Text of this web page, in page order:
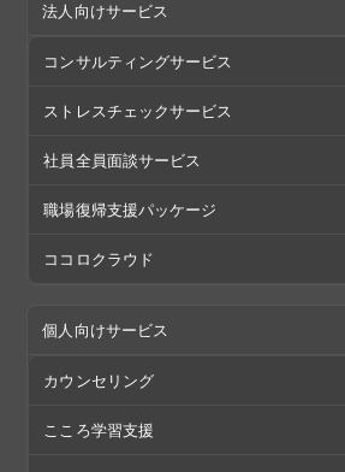
法人向けサービス
コンサルティングサービス
ストレスチェックサービス
社員全員面談サービス
職場復帰支援パッケージ
ココロクラウド
個人向けサービス
カウンセリング
こころ学習支援